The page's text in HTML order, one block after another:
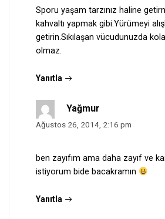
Sporu yaşam tarzınız haline
kahvaltı yapmak gibi.Yürümeyi
getirin.Sıkılaşan vücudunuzda
olmaz.
Yanıtla
Yağmur
Ağustos 26, 2014, 2:16 pm
ben zayıfım ama daha zayıf ve
istiyorum bide bacakramın
Yanıtla